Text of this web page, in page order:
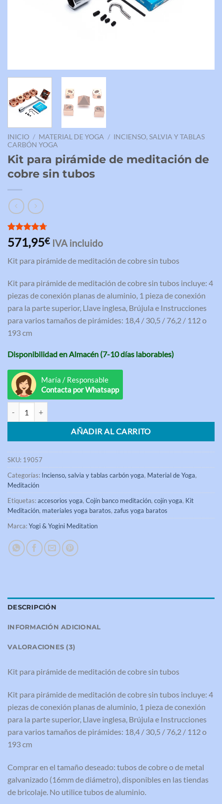
INICIO / MATERIAL DE YOGA / INCIENSO, SALVIA Y TABLAS
CARBÓN YOGA
Kit para pirámide de meditación de
cobre sin tubos
Valorado
con 4.67
base a
3
571,95€ IVA incluido
Kit para pirámide de meditación de cobre sin tubos
Kit para pirámide de meditación de cobre sin tubos incluye: 4
piezas de conexión planas de aluminio, 1 pieza de conexión
para la parte superior, Llave inglesa, Brújula e Instrucciones
para varios tamaños de pirámides: 18,4 / 30,5 / 76,2 / 112 o
193 cm
Disponibilidad en Almacén (7-10 días laborables)
María / Responsable
Contacta por Whatsapp
AÑADIR AL CARRITO
SKU: 19057
Categorías: Incienso, salvia y tablas carbón yoga, Material de Yoga,
Meditación
Etiquetas:accesorios yoga, Cojín banco meditación, cojín yoga, Kit
Meditación, materiales yoga baratos, zafus yoga baratos
Marca:Yogi & Yogini Meditation
DESCRIPCIÓN
INFORMACIÓN ADICIONAL
VALORACIONES (3)
Kit para pirámide de meditación de cobre sin tubos
Kit para pirámide de meditación de cobre sin tubos incluye: 4
piezas de conexión planas de aluminio, 1 pieza de conexión
para la parte superior, Llave inglesa, Brújula e Instrucciones
para varios tamaños de pirámides: 18,4 / 30,5 / 76,2 / 112 o
193 cm
Comprar en el tamaño deseado: tubos de cobre o de metal
galvanizado (16mm de diámetro), disponibles en las tiendas
de bricolaje. No utilice tubos de aluminio.